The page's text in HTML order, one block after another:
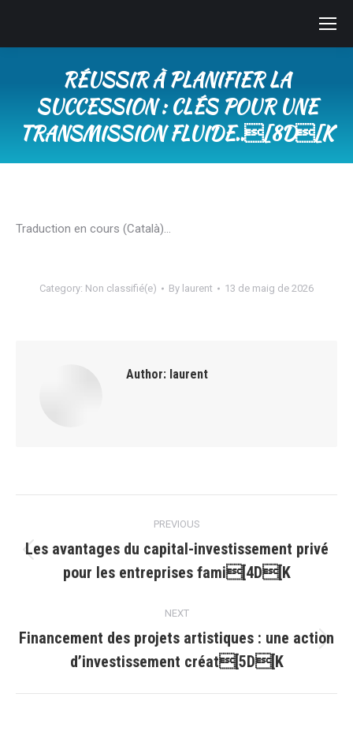
RÉUSSIR À PLANIFIER LA
SUCCESSION : CLÉS POUR UNE
TRANSMISSION FLUIDE..[8D[K
Traduction en cours (Català)…
Category: Non classifié(e) By laurent 13 de maig de 2026
Author: laurent
navigation
PREVIOUS
post:
Les avantages du capital-investissement privé
pour les entreprises fami[4D[K
NEXT
post:
Financement des projets artistiques : une action
d’investissement créat[5D[K